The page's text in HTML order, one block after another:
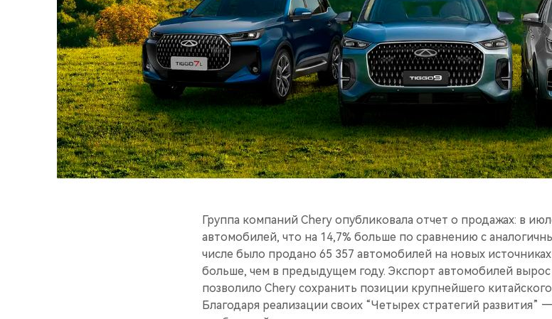
Группа компаний Chery опубликовала отчет о продажах: в
автомобилей, что на 14,7% больше по сравнению с
числе было продано 65 357 автомобилей на новых источниках
больше, чем в предыдущем году. Экспорт автомобилей
позволило Chery сохранить позиции крупнейшего
Благодаря реализации своих “Четырех стратегий